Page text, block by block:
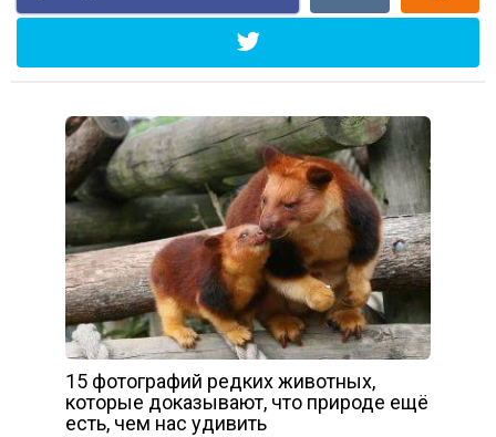
15 фотографий редких животных,
которые доказывают, что природе ещё
есть, чем нас удивить